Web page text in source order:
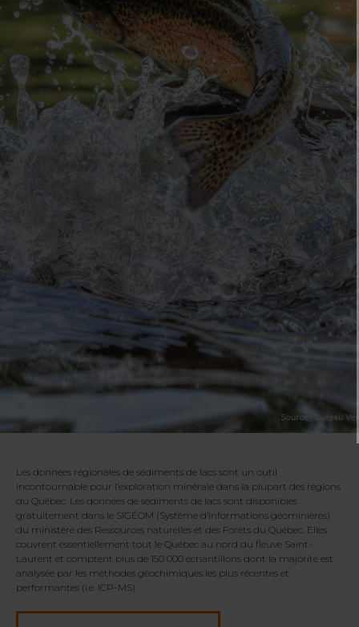
Les données régionales de sédiments de lacs sont un outil
incontournable pour l’exploration minérale dans la plupart des régions
du Québec. Les données de sédiments de lacs sont disponibles
gratuitement dans le SIGÉOM (Système d’informations géominières)
du ministère des Ressources naturelles et des Forêts du Québec. Elles
couvrent essentiellement tout le Québec au nord du fleuve Saint-
Laurent et comptent plus de 150 000 échantillons dont la majorité est
analysée par les méthodes géochimiques les plus récentes et
performantes (i.e. ICP-MS).